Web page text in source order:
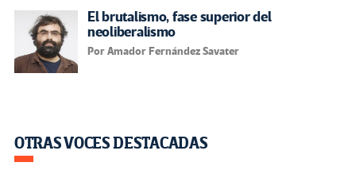
El brutalismo, fase superior del
neoliberalismo
Por Amador Fernández Savater
OTRAS VOCES DESTACADAS